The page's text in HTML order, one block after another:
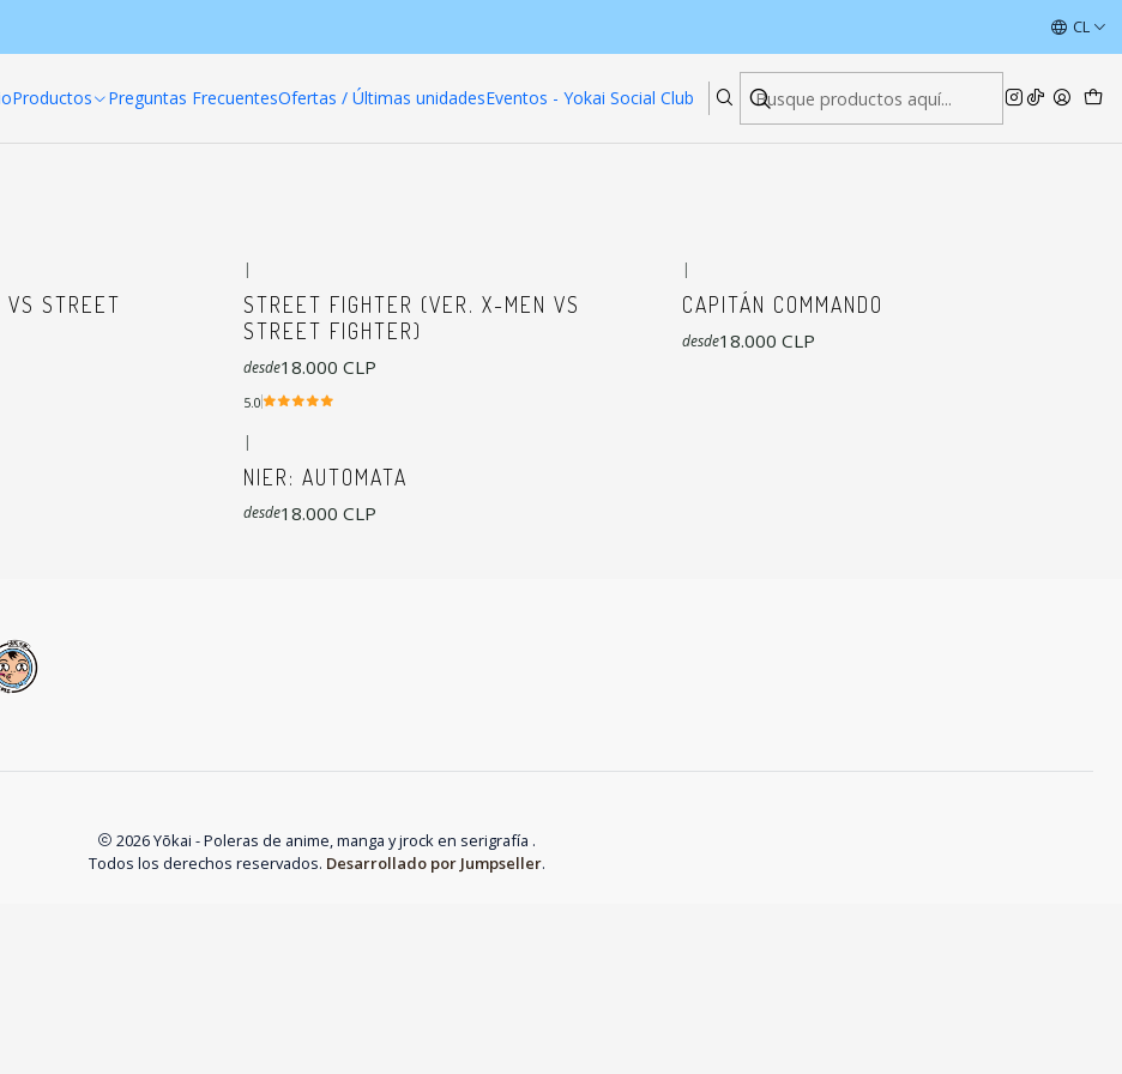
Productos Preguntas FrecuentesOfertas / Últimas unidadesEventos - Yokai Social Club
Leer más
CL
Vídeojuegos
STREET
|
STREET FIGHTER (VER. X-MEN VS
STREET FIGHTER)
desde18.000 CLP
5.0
|
CAPITÁN COMMANDO
desde18.000 CLP
|
NIER: AUTOMATA
desde18.000 CLP
2026 Yōkai - Poleras de anime, manga y jrock en serigrafía .
Todos los derechos reservados. Desarrollado por Jumpseller.